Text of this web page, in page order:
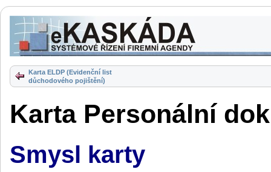
Karta ELDP (Evidenční list
důchodového pojištění)
Karta Personální
Smysl karty